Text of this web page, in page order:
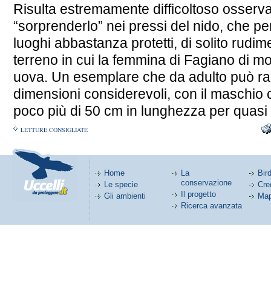
Risulta estremamente difficoltoso
“sorprenderlo” nei pressi del nido, che
luoghi abbastanza protetti, di solito
terreno in cui la femmina di Fagiano di
uova. Un esemplare che da adulto può
dimensioni considerevoli, con il maschio
poco più di 50 cm in lunghezza per
LETTURE CONSIGLIATE
Home
Le specie
Gli ambienti
La
conservazione
Il progetto
Ricerca avanzata